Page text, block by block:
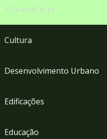
Comunicação
Cultura
Desenvolvimento Urbano
Edificações
Educação